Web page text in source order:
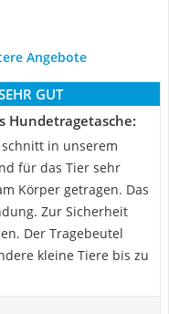
Angebote
GUT
Hundetragetasche:
in unserem
für das Tier sehr
Körper getragen. Das
Zur Sicherheit
Der Tragebeutel
kleine Tiere bis zu